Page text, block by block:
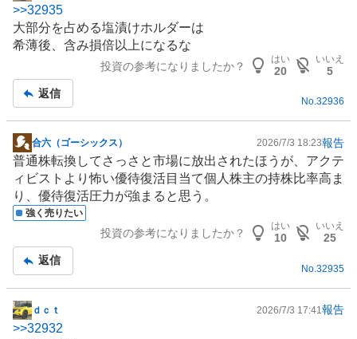
示
板
記
>>32935
大部分を占める塩漬けホルダーは
希薄後、含み損倍以上になるな
投資の参考になりましたか？
はい
20
いいえ
5
返信
No.32936
掲
示
板
記
事
合六（ゴーシックス） 2026/7/3 18:23報告
普通株転換してさっさと市場に放出されたほうが、アクテ
ィビストより怖い優待復活目当て個人株主の持株比率高ま
り、優待復活圧力が強まると思う。
強く売りたい
投資の参考になりましたか？
はい
10
いいえ
25
返信
No. 32935
掲
示
ｄｃｔ 2026/7/3 17:41 報告
>>32932